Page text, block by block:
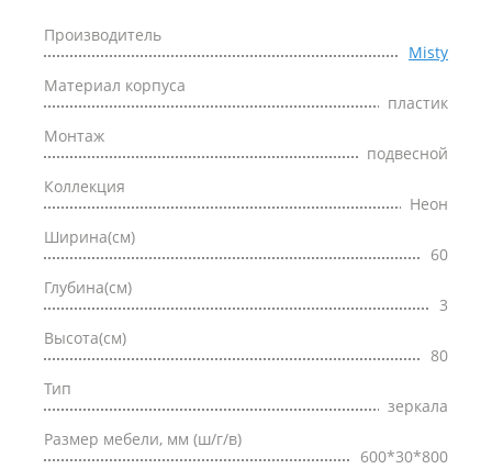
Производитель
Misty
Материал корпуса
пластик
Монтаж
подвесной
Коллекция
Неон
Ширина(см)
60
Глубина(см)
3
Высота(см)
80
Тип
зеркала
Размер мебели, мм (ш/г/в)
600*30*800